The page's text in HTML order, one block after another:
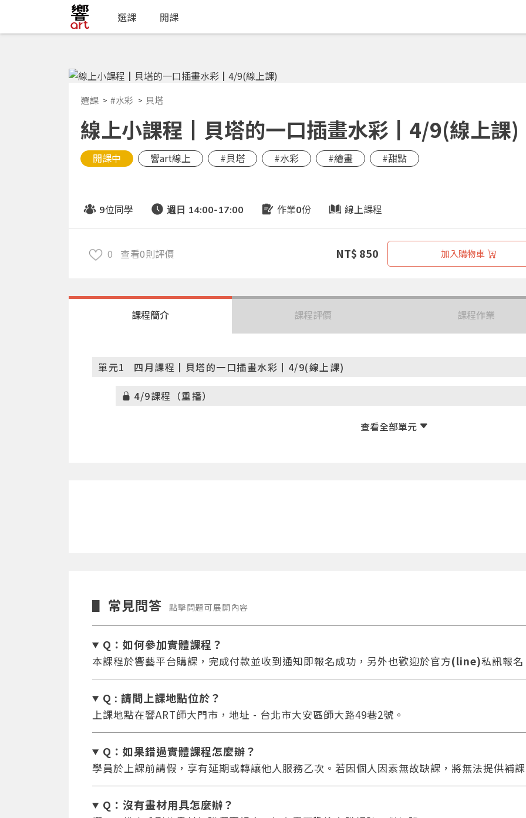
選課 開課
選課 #水彩 貝塔
線上小課程┃貝塔的一口插畫水彩┃4/9(線上課)
開課中 響art線上 #貝塔 #水彩 #繪畫 #甜點
9位同學 週日 14:00-17:00 作業0份 線上課程
0 查看0則評價 NT$ 850 加入購物車
課程簡介 課程評價 課程作業
單元1 四月課程┃貝塔的一口插畫水彩┃4/9(線上課)
4/9課程（重播）
▋ 常見問答 點擊問題可展開內容
Q：如何參加實體課程？
本課程於響藝平台購課，完成付款並收到通知即報名成功，另外也歡迎於官方(line)私訊報
Q : 請問上課地點位於？
上課地點在響ART師大門市，地址 - 台北市大安區師大路49巷2號。
Q：如果錯過實體課程怎麼辦？
學員於上課前請假，享有延期或轉讓他人服務乙次。若因個人因素無故缺課，將無法提供補
Q：沒有畫材用具怎麼辦？